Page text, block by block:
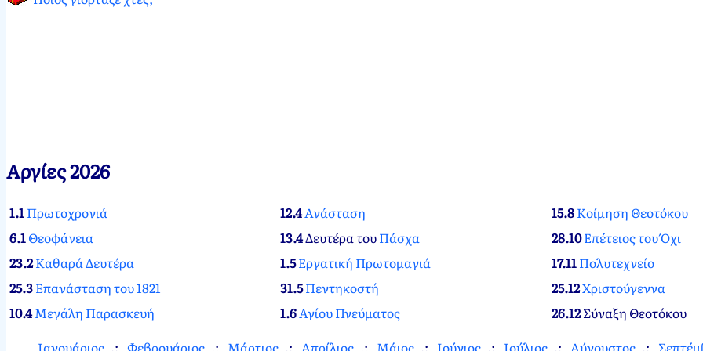
Αργίες 2026
1.1Πρωτοχρονιά
6.1Θεοφάνεια
23.2Καθαρά Δευτέρα
25.3Επανάσταση του 1821
10.4Μεγάλη Παρασκευή
12.4Ανάσταση
13.4Δευτέρα τουΠάσχα
1.5Εργατική Πρωτομαγιά
31.5Πεντηκοστή
1.6Αγίου Πνεύματος
15.8Κοίμηση Θεοτόκου
28.10Επέτειος του Όχι
17.11Πολυτεχνείο
25.12Χριστούγεννα
26.12Σύναξη Θεοτόκου
Ιανουάριος
Φεβρουάριος Μάρτιος Απρίλιος Μάιος Ιούνιος Ιούλιος Αύγουστος